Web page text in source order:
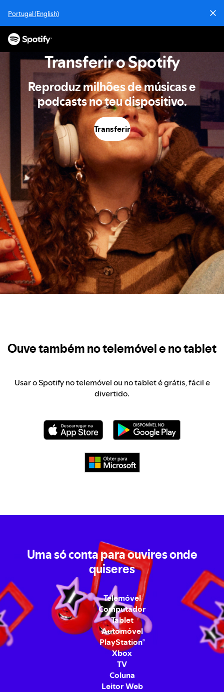
a
e
ú
d
o
Portugal (English)
Transferir o Spotify
Reproduz milhões de músicas e
podcasts no teu dispositivo.
Transferir
Ouve também no telemóvel e no tablet
Usar o Spotify no telemóvel ou no tablet é grátis, fácil e
divertido.
Uma só conta para ouvires onde
quiseres
Telemóvel
Computador
Tablet
Automóvel
PlayStation®
Xbox
TV
Coluna
Leitor Web